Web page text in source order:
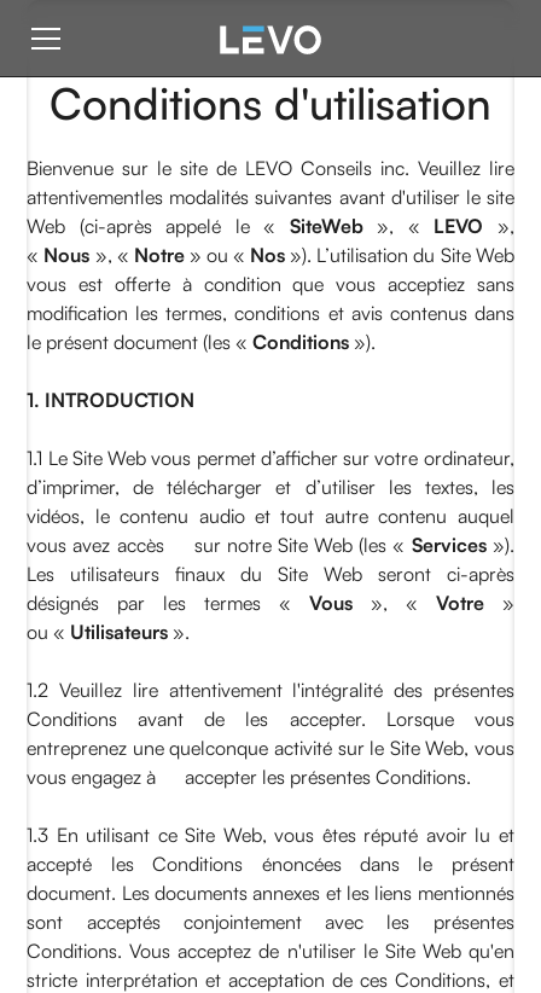
Conditions d'utilisation
Bienvenue sur le site de LEVO Conseils inc. Veuillez lire
attentivementles modalités suivantes avant d'utiliser le site
Web (ci-après appelé le « SiteWeb », « LEVO »,
« Nous », « Notre » ou « Nos »). L’utilisation du Site Web
vous est offerte à condition que vous acceptiez sans
modification les termes, conditions et avis contenus dans
le présent document (les «Conditions »).
1. INTRODUCTION
1.1 Le Site Web vous permet d’afficher sur votre ordinateur,
d’imprimer, de télécharger et d’utiliser les textes, les
vidéos, le contenu audio et tout autre contenu auquel
vous avez accès sur notre Site Web (les « Services»).
Les utilisateurs finaux du Site Web seront ci-après
désignés par les termes « Vous », « Votre »
ou « Utilisateurs ».
1.2 Veuillez lire attentivement l'intégralité des présentes
Conditions avant de les accepter. Lorsque vous
entreprenez une quelconque activité sur le Site Web, vous
vous engagez à accepter les présentes Conditions.
1.3 En utilisant ce Site Web, vous êtes réputé avoir lu et
accepté les Conditions énoncées dans le présent
document. Les documents annexes et les liens mentionnés
sont acceptés conjointement avec les présentes
Conditions. Vous acceptez de n'utiliser le Site Web qu'en
stricte interprétation et acceptation de ces Conditions, et